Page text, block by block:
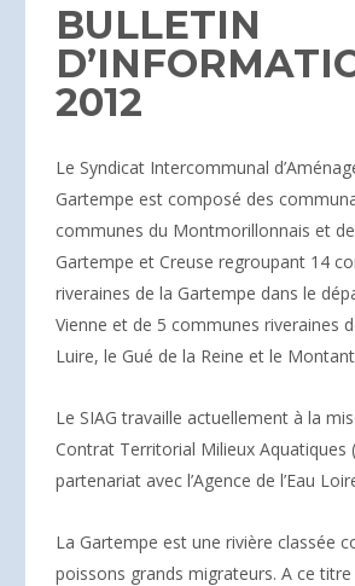
BULLETIN
2012
Le Syndicat Intercommunal
Gartempe est composé des
communes du Montmorillonnais et
Gartempe et Creuse regroupant 14
riveraines de la Gartempe dans le
Vienne et de 5 communes riveraines
Luire, le Gué de la Reine et le
Le SIAG travaille actuellement à la
Contrat Territorial Milieux Aquatiques (
partenariat avec l’Agence de l’Eau
La Gartempe est une rivière classée
poissons grands migrateurs. A ce titre